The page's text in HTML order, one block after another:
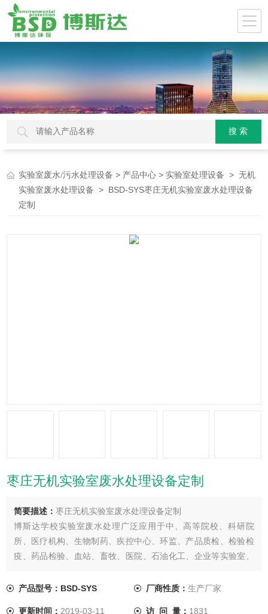
实验室废水/污水处理设备 > 产品中心 > 实验室处理设备 >无机
实验室废水处理设备 > BSD-SYS枣庄无机实验室废水处理设备
定制
枣庄无机实验室废水处理设备定制
简要描述：枣庄无机实验室废水处理设备定制
博斯达学校实验室废水处理广泛应用于中、高等院校、科研院
所、医疗机构、生物制药、疾控中心、环监、产品质检、检验检
疫、药品检验、血站、畜牧、医院、石油化工、企业等实验室、
【GB8978-1996】中的一级、二级、三级标准，处理后的污水可
产品型号：BSD-SYS 厂商性质： 生产厂家
更新时间： 2019-03-11 访 问 量： 1831